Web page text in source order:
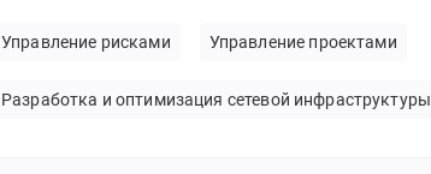
Управление рисками Управление проектами
Разработка и оптимизация сетевой инфраструктуры